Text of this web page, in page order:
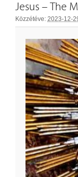
Jesus – The
Közzétéve: 2023-12-